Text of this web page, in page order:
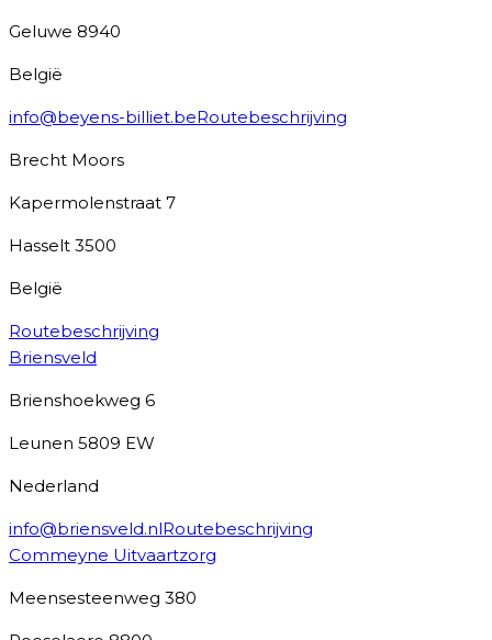
Geluwe 8940
België
info@beyens-billiet.beRoutebeschrijving
Brecht Moors
Kapermolenstraat 7
Hasselt 3500
België
Routebeschrijving
Briensveld
Brienshoekweg 6
Leunen 5809 EW
Nederland
info@briensveld.nlRoutebeschrijving
Commeyne Uitvaartzorg
Meensesteenweg 380